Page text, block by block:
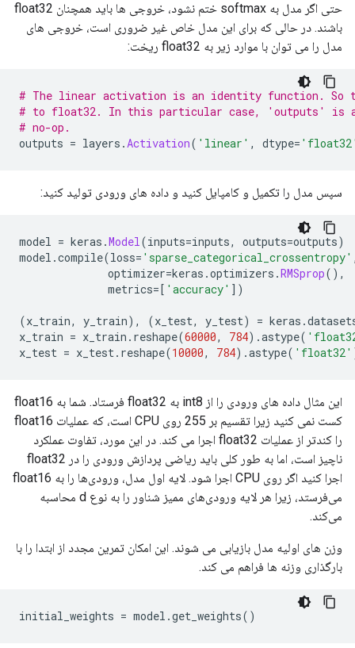
حتی اگر مدل به softmax ختم نشود، خروجی ها باید همچنان float32
باشند. در حالی که برای این مدل خاص غیر ضروری است، خروجی های
مدل را می توان با موارد زیر به float32 ریخت:
# The linear activation is an identity function. So
# to float32. In this particular case, 'outputs' is
# no-op.
outputs = layers .Activation( 'linear' , dtype=
سپس مدل را تکمیل و کامپایل کنید و داده های ورودی تولید کنید:
model = keras .Model(inputs=inputs, outputs=outputs)
model .compile(loss= 'sparse_categorical_crossentropy'
optimizer=keras .optimizers .RMSprop(),
metrics=[ 'accuracy' ])
(x_train, y_train), (x_test, y_test) = keras .
x_train = x_train . reshape(60000, 784).astype(
x_test = x_test. reshape(10000, 784).astype( 'float32'
این مثال داده های ورودی را از int8 به float32 فرستاد. شما به float16
کست نمی کنید زیرا تقسیم بر 255 روی CPU است، که عملیات float16
را کندتر از عملیات float32 اجرا می کند. در این مورد، تفاوت عملکرد
ناچیز است، اما به طور کلی باید ریاضی پردازش ورودی را در float32
اجرا کنید اگر روی CPU اجرا شود. لایه اول مدل، ورودی‌ها را به float16
می‌فرستد، زیرا هر لایه ورودی‌های ممیز شناور را به نوع d محاسبه
می‌کند.
وزن های اولیه مدل بازیابی می شوند. این امکان تمرین مجدد از ابتدا را با
بارگذاری وزنه ها فراهم می کند.
initial_weights = model .get_weights()